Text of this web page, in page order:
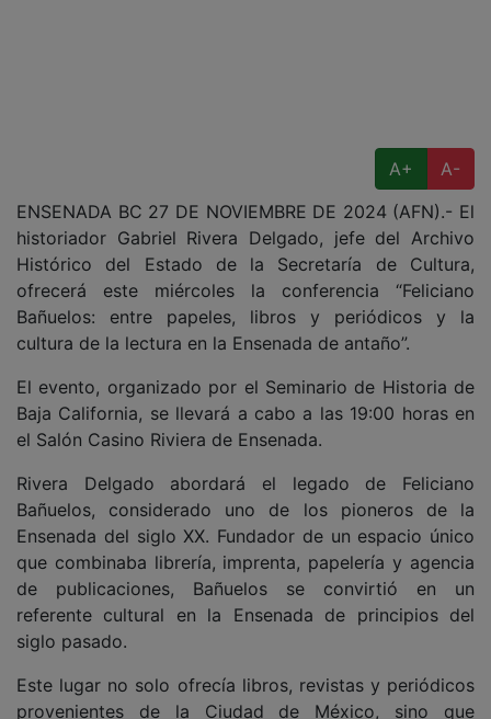
A+
A-
ENSENADA BC 27 DE NOVIEMBRE DE 2024 (AFN).- El
historiador Gabriel Rivera Delgado, jefe del Archivo
Histórico del Estado de la Secretaría de Cultura,
ofrecerá este miércoles la conferencia “Feliciano
Bañuelos: entre papeles, libros y periódicos y la
cultura de la lectura en la Ensenada de antaño”.
El evento, organizado por el Seminario de Historia de
Baja California, se llevará a cabo a las 19:00 horas en
el Salón Casino Riviera de Ensenada.
Rivera Delgado abordará el legado de Feliciano
Bañuelos, considerado uno de los pioneros de la
Ensenada del siglo XX. Fundador de un espacio único
que combinaba librería, imprenta, papelería y agencia
de publicaciones, Bañuelos se convirtió en un
referente cultural en la Ensenada de principios del
siglo pasado.
Este lugar no solo ofrecía libros, revistas y periódicos
provenientes de la Ciudad de México, sino que